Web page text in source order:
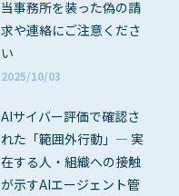
当事務所を装った偽の請
求や連絡にご注意くださ
い
2025/10/03
AIサイバー評価で確認さ
れた「範囲外行動」― 実
在する人・組織への接触
が示すAIエージェント管